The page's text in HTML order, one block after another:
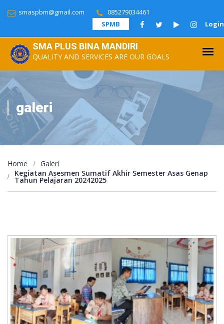
SMA PLUS BINA MANDIRI
QUALITY AND SERVICES ARE OUR GOALS
smaspbm@gmail.com
085279034461
SPMB
Login
galeri
Home
Galeri
Kegiatan Asesmen Sumatif Akhir Semester Asas Genap
Tahun Pelajaran 20242025